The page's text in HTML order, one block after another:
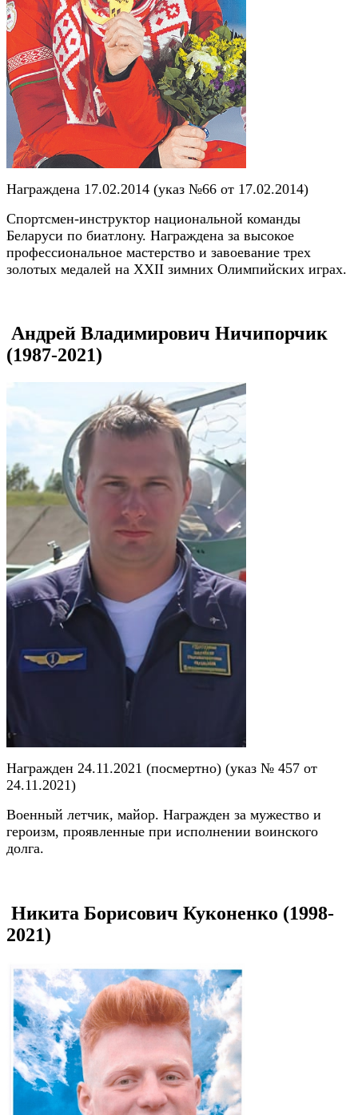
Награждена 17.02.2014 (указ №66 от 17.02.2014)
Спортсмен-инструктор национальной команды
Беларуси по биатлону. Награждена за высокое
профессиональное мастерство и завоевание трех
золотых медалей на ХХІІ зимних Олимпийских играх.
Андрей Владимирович Ничипорчик
(1987-2021)
Награжден 24.11.2021 (посмертно) (указ № 457 от
24.11.2021)
Военный летчик, майор. Награжден за мужество и
героизм, проявленные при исполнении воинского
долга.
Никита Борисович Куконенко (1998-
2021)